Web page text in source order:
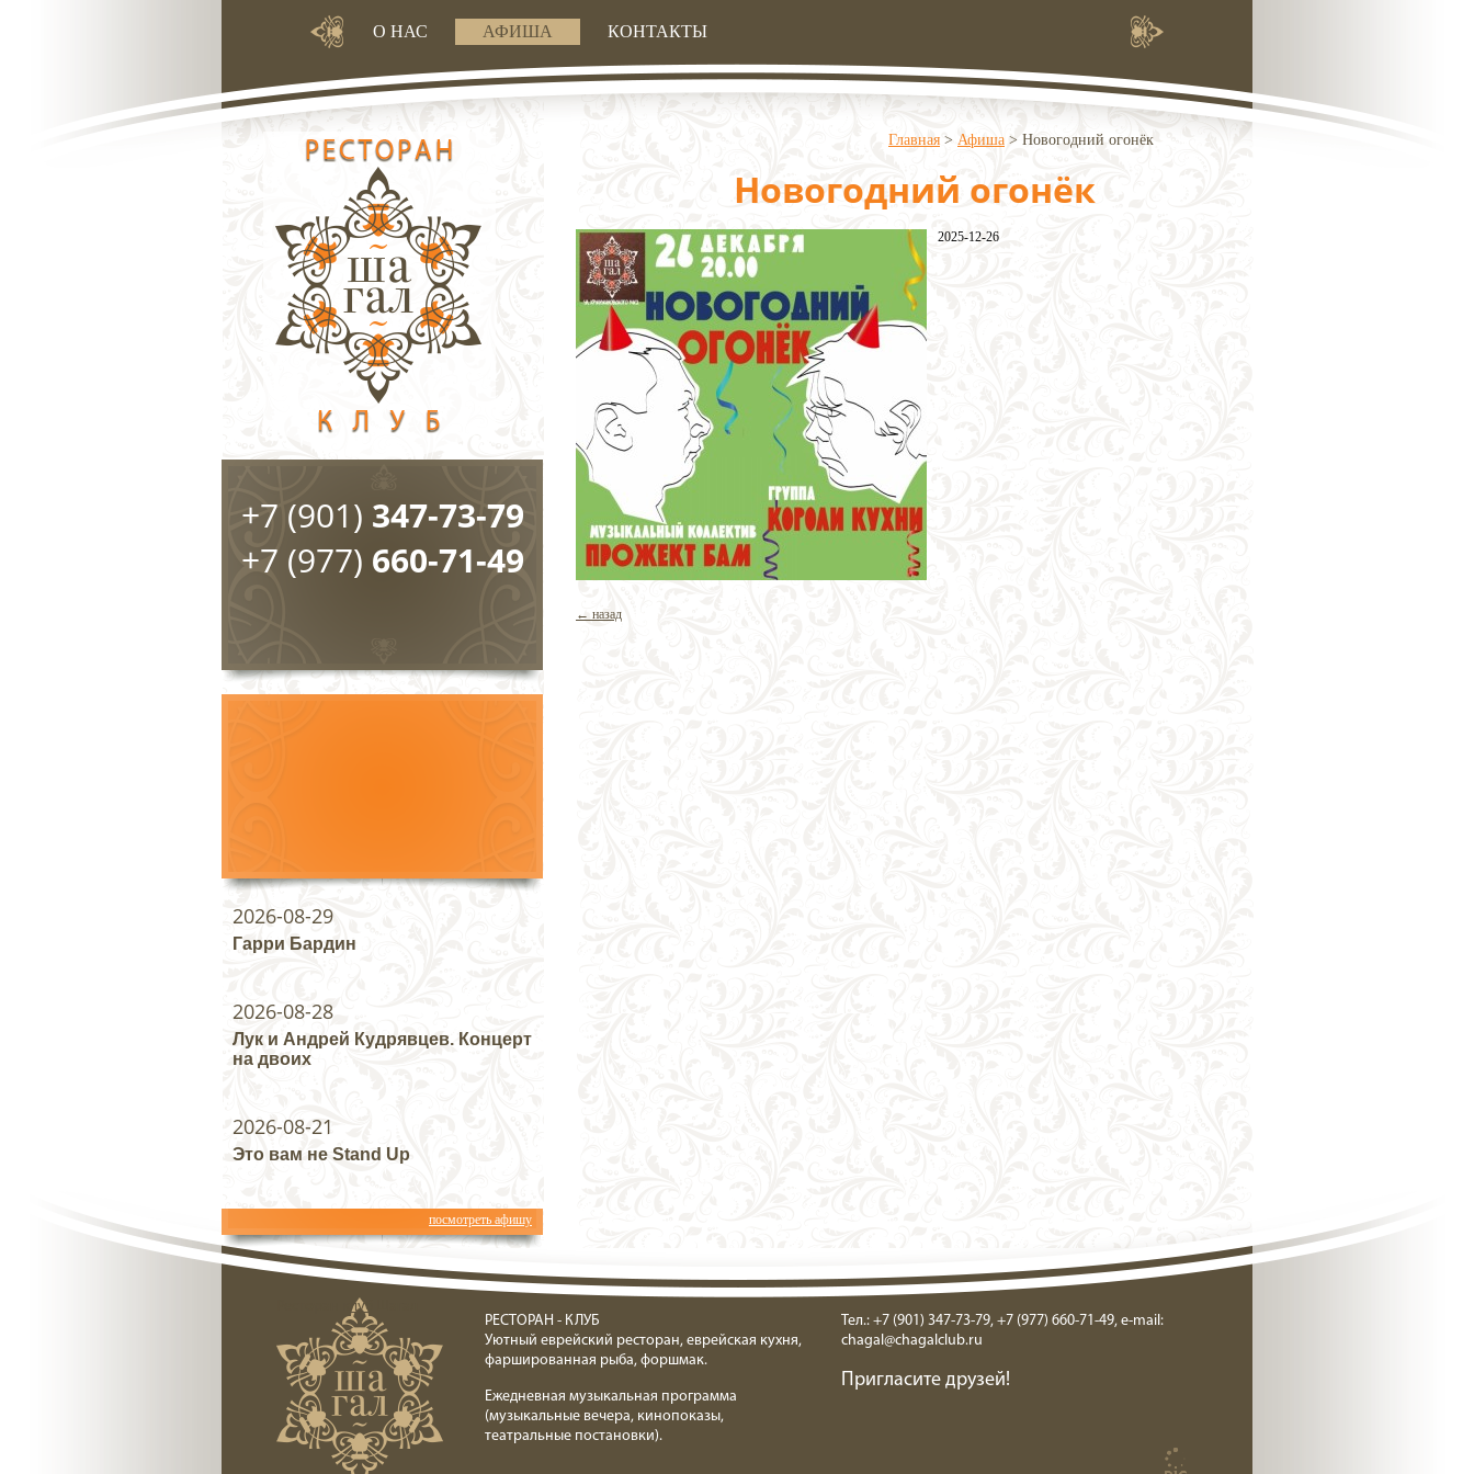
О НАС АФИША КОНТАКТЫ
Главная > Афиша > Новогодний огонёк
Новогодний огонёк
2025-12-26
← назад
+7 (901) 347-73-79
+7 (977) 660-71-49
2026-08-29
Гарри Бардин
2026-08-28
Лук и Андрей Кудрявцев. Концерт
на двоих
2026-08-21
Это вам не Stand Up
посмотреть афишу
Ресторан клуб Шагал
РЕСТОРАН - КЛУБ
Уютный еврейский ресторан, еврейская кухня,
фаршированная рыба, форшмак.
Ежедневная музыкальная программа
(музыкальные вечера, кинопоказы,
театральные постановки).
Тел.: +7 (901) 347-73-79, +7 (977) 660-71-49, e-mail:
chagal@chagalclub.ru
Пригласите друзей!